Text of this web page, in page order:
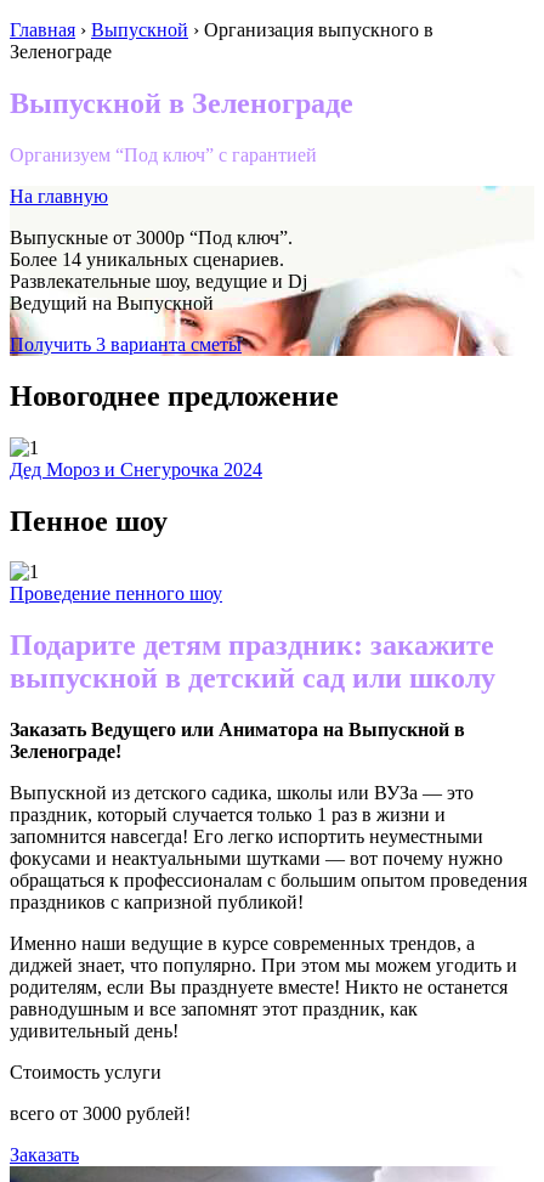
Главная › Выпускной › Организация выпускного в
Зеленограде
Выпускной в Зеленограде
Организуем “Под ключ” с гарантией
На главную
Выпускные от 3000р “Под ключ”.
Более 14 уникальных сценариев.
Развлекательные шоу, ведущие и Dj
Ведущий на Выпускной
Получить 3 варианта сметы
Новогоднее предложение
Дед Мороз и Снегурочка 2024
Пенное шоу
Проведение пенного шоу
Подарите детям праздник: закажите
выпускной в детский сад или школу
Заказать Ведущего или Аниматора на Выпускной в
Зеленограде!
Выпускной из детского садика, школы или ВУЗа — это
праздник, который случается только 1 раз в жизни и
запомнится навсегда! Его легко испортить неуместными
фокусами и неактуальными шутками — вот почему нужно
обращаться к профессионалам с большим опытом проведения
праздников с капризной публикой!
Именно наши ведущие в курсе современных трендов, а
диджей знает, что популярно. При этом мы можем угодить и
родителям, если Вы празднуете вместе! Никто не останется
равнодушным и все запомнят этот праздник, как
удивительный день!
Стоимость услуги
всего от 3000 рублей!
Заказать